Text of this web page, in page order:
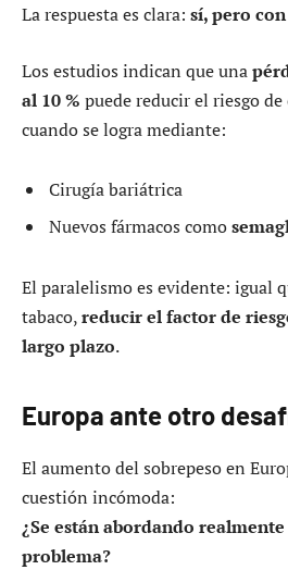
La respuesta es clara: sí, pero
Los estudios indican que una
al 10 % puede reducir el riesgo
cuando se logra mediante:
Cirugía bariátrica
Nuevos fármacos como
El paralelismo es evidente: igual
tabaco,reducir el factor de
largo plazo.
Europa ante otro
El aumento del sobrepeso en
cuestión incómoda:
¿Se están abordando
problema?